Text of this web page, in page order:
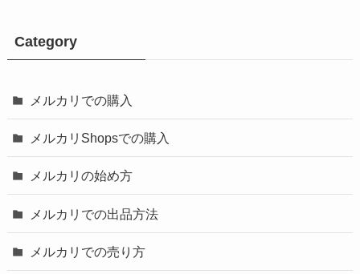
Category
メルカリでの購入
メルカリShopsでの購入
メルカリの始め方
メルカリでの出品方法
メルカリでの売り方